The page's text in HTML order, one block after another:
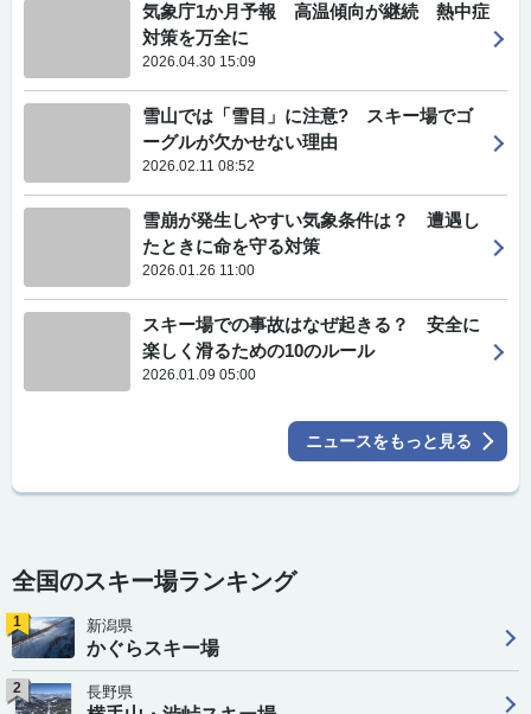
気象庁1か月予報 高温傾向が継続 熱中症
対策を万全に
2026.04.30 15:09
雪山では「雪目」に注意? スキー場でゴ
ーグルが欠かせない理由
2026.02.11 08:52
雪崩が発生しやすい気象条件は？ 遭遇し
たときに命を守る対策
2026.01.26 11:00
スキー場での事故はなぜ起きる？ 安全に
楽しく滑るための10のルール
2026.01.09 05:00
ニュースをもっと見る
全国のスキー場ランキング
1 新潟県
かぐらスキー場
2 長野県